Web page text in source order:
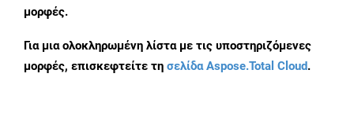
μορφές.
Για μια ολοκληρωμένη λίστα με τις υποστηριζόμενες
μορφές, επισκεφτείτε τη σελίδα Aspose.Total Cloud.